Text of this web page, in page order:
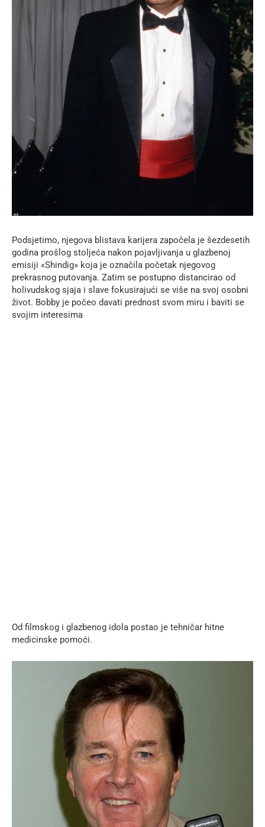
Podsjetimo, njegova blistava karijera započela je šezdesetih
godina prošlog stoljeća nakon pojavljivanja u glazbenoj
emisiji «Shindig» koja je označila početak njegovog
prekrasnog putovanja. Zatim se postupno distancirao od
holivudskog sjaja i slave fokusirajući se više na svoj osobni
život. Bobby je počeo davati prednost svom miru i baviti se
svojim interesima
Od filmskog i glazbenog idola postao je tehničar hitne
medicinske pomoći.